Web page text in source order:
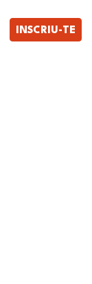
INSCRIU-TE